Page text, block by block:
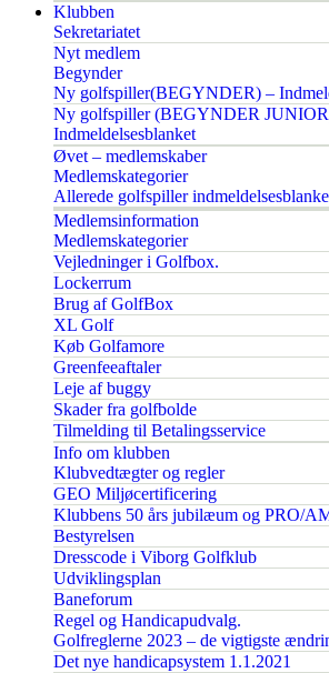
Klubben
Sekretariatet
Nyt medlem
Begynder
Ny golfspiller(BEGYNDER) –
Ny golfspiller (BEGYNDER
Indmeldelsesblanket
Øvet – medlemskaber
Medlemskategorier
Allerede golfspiller
Medlemsinformation
Medlemskategorier
Vejledninger i Golfbox.
Lockerrum
Brug af GolfBox
XL Golf
Køb Golfamore
Greenfeeaftaler
Leje af buggy
Skader fra golfbolde
Tilmelding til Betalingsservice
Info om klubben
Klubvedtægter og regler
GEO Miljøcertificering
Klubbens 50 års jubilæum og PRO/
Bestyrelsen
Dresscode i Viborg Golfklub
Udviklingsplan
Baneforum
Regel og Handicapudvalg.
Golfreglerne 2023 – de vigtigste
Det nye handicapsystem 1.1.2021